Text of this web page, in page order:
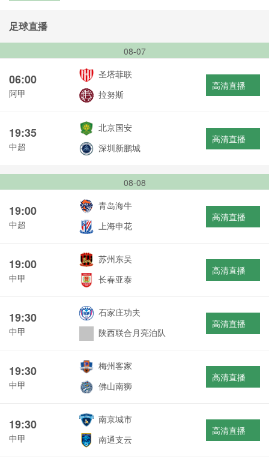
足球直播
08-07
06:00
阿甲
圣塔菲联
拉努斯
高清直播
19:35
中超
北京国安
深圳新鹏城
高清直播
08-08
19:00
中超
青岛海牛
上海申花
高清直播
19:00
中甲
苏州东吴
长春亚泰
高清直播
19:30
中甲
石家庄功夫
陕西联合月亮泊队
高清直播
19:30
中甲
梅州客家
佛山南狮
高清直播
19:30
中甲
南京城市
南通支云
高清直播